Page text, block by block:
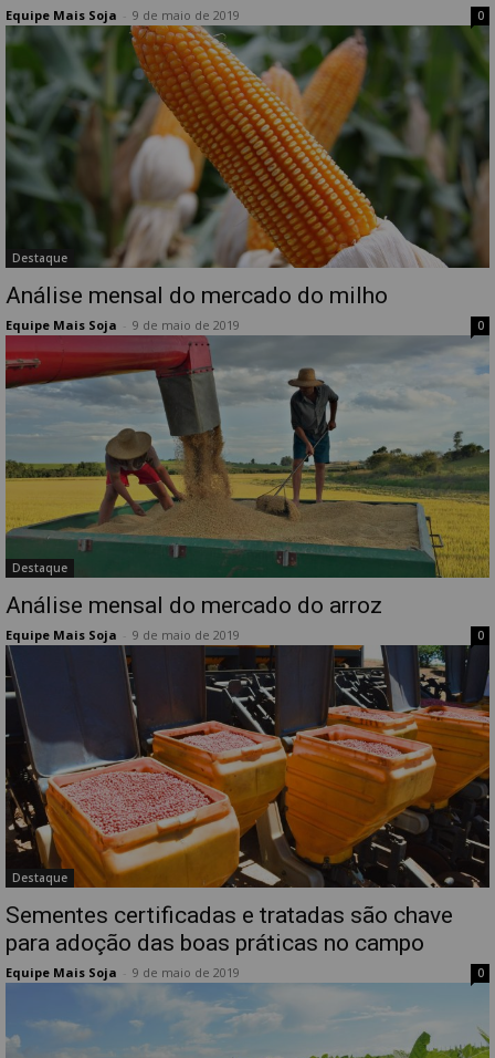
Equipe Mais Soja 9 de maio de 2019 0
Destaque
Análise mensal do mercado do milho
Equipe Mais Soja 9 de maio de 2019 0
Destaque
Análise mensal do mercado do arroz
Equipe Mais Soja 9 de maio de 2019 0
Destaque
Sementes certificadas e tratadas são chave
para adoção das boas práticas no campo
Equipe Mais Soja 9 de maio de 2019 0